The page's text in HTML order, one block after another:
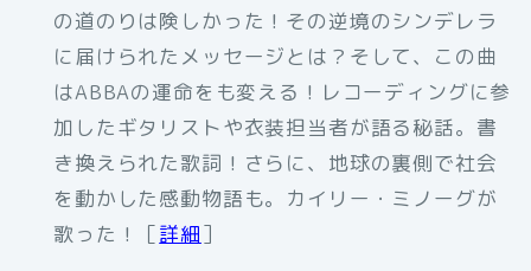
の道のりは険しかった！その逆境のシンデレラ
に届けられたメッセージとは？そして、この曲
はABBAの運命をも変える！レコーディングに参
加したギタリストや衣装担当者が語る秘話。書
き換えられた歌詞！さらに、地球の裏側で社会
を動かした感動物語も。カイリー・ミノーグが
歌った！［詳細］